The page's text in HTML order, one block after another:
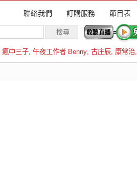
聯絡我們 訂購服務 節目表
瘋中三子, 午夜工作者 Benny, 古庄辰, 康常治,